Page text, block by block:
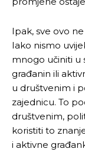
Ipak, sve ovo
Iako nismo
mnogo učiniti u
građanin ili
u društvenim i
zajednicu. To
društvenim,
koristiti to
i aktivne